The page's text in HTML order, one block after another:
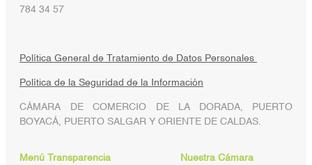
784 34 57
Política General de Tratamiento de Datos Personales
Política de la Seguridad de la Información
CÁMARA DE COMERCIO DE LA DORADA, PUERTO
BOYACÁ, PUERTO SALGAR Y ORIENTE DE CALDAS.
Menú Transparencia Nuestra Cámara